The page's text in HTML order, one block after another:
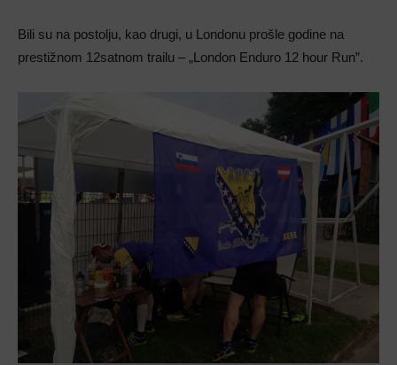
Bili su na postolju, kao drugi, u Londonu prošle godine na
prestižnom 12satnom trailu – „London Enduro 12 hour Run”.